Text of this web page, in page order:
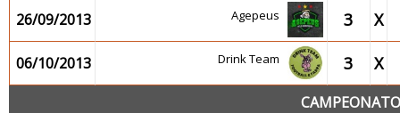
26/09/2013 Agepeus 3 X
06/10/2013 Drink Team 3 X